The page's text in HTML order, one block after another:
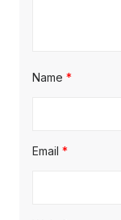
Name *
Email *